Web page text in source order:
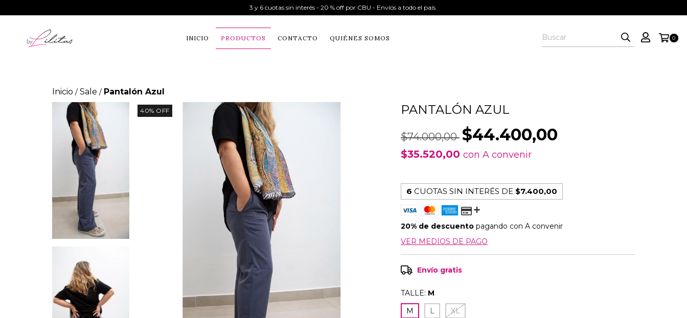
3 y 6 cuotas sin interés - 20 % off por CBU - Envíos a todo el país.
INICIO PRODUCTOS CONTACTO QUIÉNES SOMOS 0
Inicio / Sale / Pantalón Azul
40% OFF PANTALÓN AZUL
$74.000,00 $44.400,00
$35.520,00con A convenir
6 CUOTAS SIN INTERÉS DE $7.400,00
20% de descuento pagando con A convenir
VER MEDIOS DE PAGO
Envío gratis
TALLE: M
M
L XL